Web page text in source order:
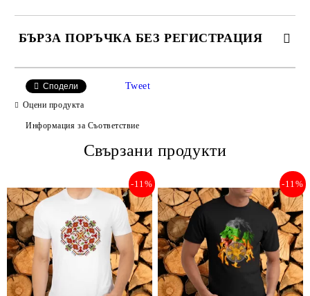
БЪРЗА ПОРЪЧКА БЕЗ РЕГИСТРАЦИЯ
Съгласен съм сПолитиката за лични данни
Сподели Tweet
Оцени продукта
Информация за Съответствие
Свързани продукти
-11% -11%